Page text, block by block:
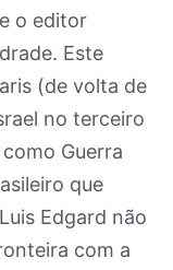
o editor
Este
(de volta de
no terceiro
Guerra
que
Edgard não
com a